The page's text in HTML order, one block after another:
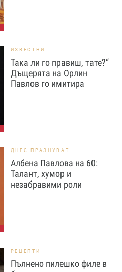
ИЗВЕСТНИ
Така ли го правиш, тате?“
Дъщерята на Орлин
Павлов го имитира
ДНЕС ПРАЗНУВАТ
Албена Павлова на 60:
Талант, хумор и
незабравими роли
РЕЦЕПТИ
Пълнено пилешко филе в